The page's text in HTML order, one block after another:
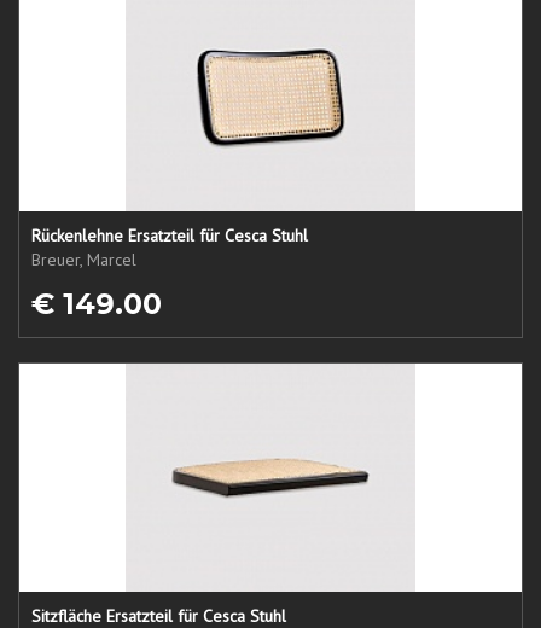
Rückenlehne Ersatzteil für Cesca Stuhl
Breuer, Marcel
€ 149.00
Sitzfläche Ersatzteil für Cesca Stuhl